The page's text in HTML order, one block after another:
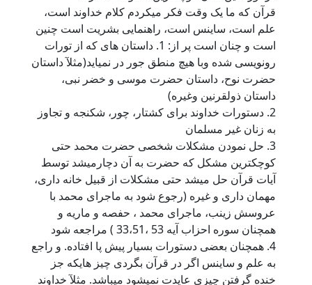
قرآن که ما یک وقت فکر میکردم کلام خداوند است،
علم است، ساینس است، راهنمایی بشریت است چنین
است و چنان است پر از: 1. داستان های که از تورات
رونویسی شده وبا هیچ منطق جور در نمیاید(مثلآ داستان
حضرت نوح، داستان حضرت موسی و خضر نبی،
داستان ذولقرنین وغیره)
2. دستورات خداوند برای کشتار، چور، شکنجه و تجاوز
به زنان غیر مسلمان
3. حل نمودن مشکلات شخصی حضرت محمد حتی
کوچکترین مشکل که حضرت به آن دچارمیشد توسط
آیات قرآن حل میشد حتی مشکلات از قبیل خانه داری،
مهمان داری و غیره (رجوع شود به ماجرای محمد با
عروسش زینب، ماجرای محمد ، حفصه و ماریه و
همچنان سوره احزاب آیه 53 ،33،51 ) مراجعه شود
4. همچنان بعضی دستورات بسیار پیش پا افتاده. و راجع
به علم و ساینس اگر در قرآن بگردی چیز هایکه جز
خنده گرفتن چیزی عایدت نمیشود میباشد. مثلآ خداوند